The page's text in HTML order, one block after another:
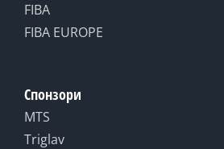
FIBA
FIBA EUROPE
Спонзори
MTS
Triglav